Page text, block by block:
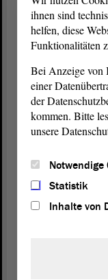
dagegen, dass
Vorsitzender
eines
sagen, Tobias
wehren, dass
Lobbyverein
Land
oder andere
können, etwa
wenn sie sich
ihnen sind
helfen, diese
Funktionalitäten
Bei Anzeige von
einer
der
kommen. Bitte
unsere
Notwendige
Statistik
Inhalte von